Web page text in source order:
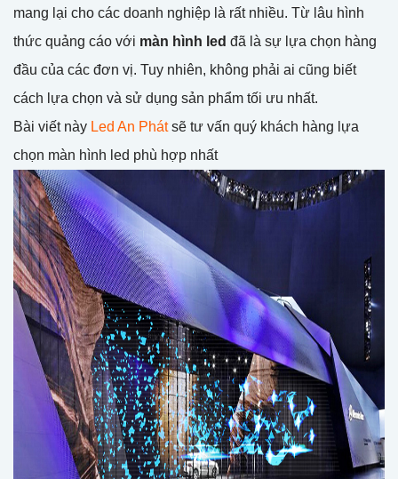
mang lại cho các doanh nghiệp là rất nhiều. Từ lâu hình
thức quảng cáo với màn hình led đã là sự lựa chọn hàng
đầu của các đơn vị. Tuy nhiên, không phải ai cũng biết
cách lựa chọn và sử dụng sản phẩm tối ưu nhất.
Bài viết này Led An Phátsẽ tư vấn quý khách hàng lựa
chọn màn hình led phù hợp nhất